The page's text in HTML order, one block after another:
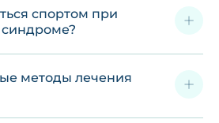
спортом при
методы лечения